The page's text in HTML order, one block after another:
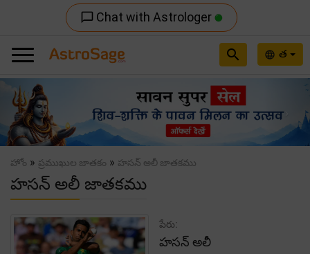
chat_bubble_outline Chat with Astrologer
language త
search
Previous
హోం » ప్రముఖుల జాతకం » హసన్ అలీ జాతకము
హసన్ అలీ జాతకము
పేరు:
హసన్ అలీ